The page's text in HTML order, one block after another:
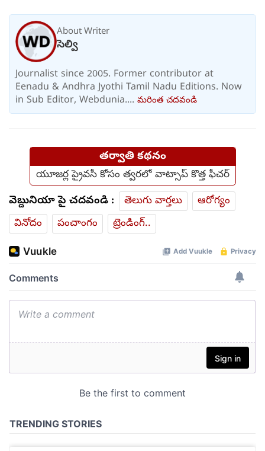
About Writer
సెల్వి
Journalist since 2005. Former contributor at
Eenadu & Andhra Jyothi Tamil Nadu Editions. Now
in Sub Editor, Webdunia.... మరింత చదవండి
తర్వాతి కథనం
యూజర్ల ప్రైవసీ కోసం త్వరలో వాట్సాప్ కొత్త ఫీచర్
వెబ్దునియా పై చదవండి : తెలుగు వార్తలు
ఆరోగ్యం
వినోదం
పంచాంగం ట్రెండింగ్..